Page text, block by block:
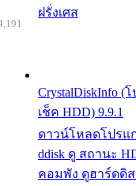
ฝรั่งเศส
CrystalDiskInfo (
เช็ค HDD) 9.9.1
ดาวน์โหลดโปรแ
ddisk ดู สถานะ
คอมพัง ดูฮาร์ดดิส